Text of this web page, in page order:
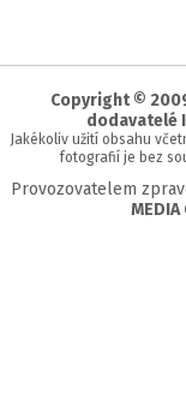
Copyright ©
dodavatelé
Jakékoliv užití obsahu
fotografií je bez
Provozovatelem
MEDIA